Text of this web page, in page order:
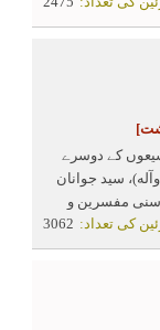
کے دوسرے
سید جوانان
سنی مفسرین و
تطهیر و آیه مباهله
دی هے، اور
ع) کے بارے میں
یا بیٹھے هوں”
پیشوا هیں، چاهے
3062 کی تعداد: